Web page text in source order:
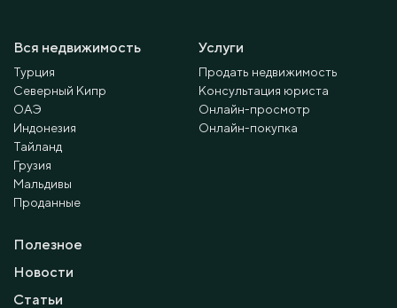
Вся недвижимость
Турция
Северный Кипр
ОАЭ
Индонезия
Тайланд
Грузия
Мальдивы
Проданные
Услуги
Продать недвижимость
Консультация юриста
Онлайн-просмотр
Онлайн-покупка
Полезное
Новости
Статьи